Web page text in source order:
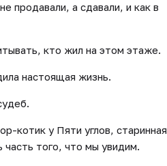
продавали, а сдавали, и как в
кто жил на этом этаже.
настоящая жизнь.
котик у Пяти углов, старинная
того, что мы увидим.